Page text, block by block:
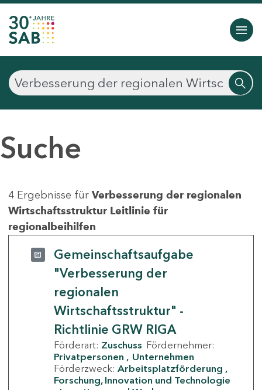
Suche
4 Ergebnisse für Verbesserung der regionalen
Wirtschaftsstruktur Leitlinie für
regionalbeihilfen
Gemeinschaftsaufgabe
"Verbesserung der
regionalen
Wirtschaftsstruktur" -
Richtlinie GRW RIGA
Förderart: Zuschuss Fördernehmer:
Privatpersonen
Unternehmen
Förderzweck: Arbeitsplatzförderung
Forschung, Innovation und Technologie